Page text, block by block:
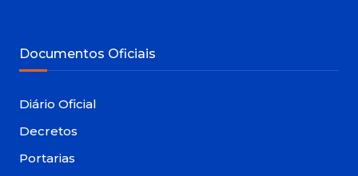
Documentos Oficiais
Diário Oficial
Decretos
Portarias